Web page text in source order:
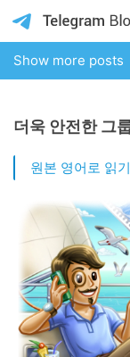
Show more posts
더욱 안전한 그
원본 영어로 읽기